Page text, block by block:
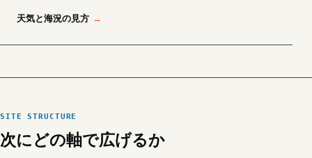
天気と海況の見方
SITE STRUCTURE
次にどの軸で広げるか